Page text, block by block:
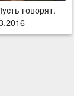
говорят.